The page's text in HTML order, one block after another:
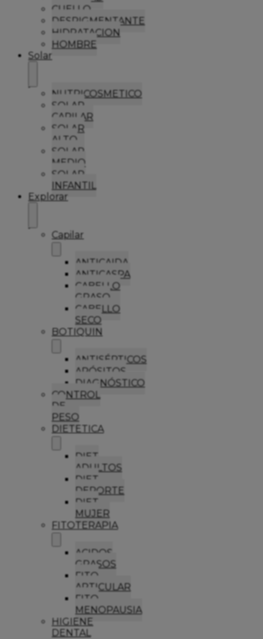
CUELLO
DESPIGMENTANTE
HIDRATACION
HOMBRE
Solar
NUTRICOSMETICO
SOLAR
CAPILAR
SOLAR
ALTO
SOLAR
MEDIO
SOLAR
INFANTIL
Explorar
Capilar
ANTICAIDA
ANTICASPA
CABELLO
GRASO
CABELLO
SECO
BOTIQUIN
ANTISÉPTICOS
APÓSITOS
DIAGNÓSTICO
CONTROL
DE
PESO
DIETETICA
DIET
ADULTOS
DIET
DEPORTE
DIET
MUJER
FITOTERAPIA
ACIDOS
GRASOS
FITO
ARTICULAR
FITO
MENOPAUSIA
HIGIENE
DENTAL